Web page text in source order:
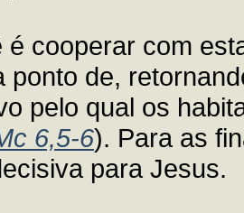
é cooperar com
ponto de,
pelo qual os
6,5-6). Para as
para Jesus.